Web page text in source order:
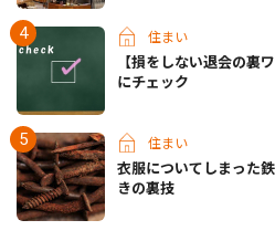
住まい
【損をしない退会の裏
にチェック
住まい
衣服についてしまった
きの裏技